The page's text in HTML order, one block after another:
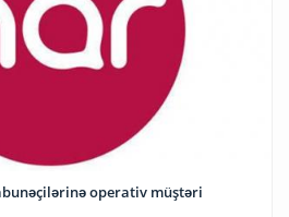
operativ müştəri